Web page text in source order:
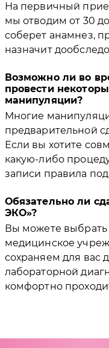
На первичный
мы отводим от 30
соберет анамнез,
назначит
Возможно ли во
провести
манипуляции?
Многие
предварительной
Если вы хотите
какую-либо
записи правила
Обязательно ли
ЭКО ?
Вы можете
медицинское
сохраняем для вас
лабораторной
комфортно